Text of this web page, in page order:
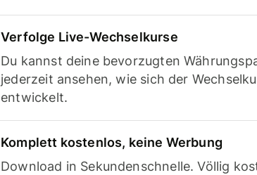
Verfolge Live-Wechselkurse
Du kannst deine bevorzugten
jederzeit ansehen, wie sich der
entwickelt.
Komplett kostenlos, keine Werbung
Download in Sekundenschnelle. Völlig